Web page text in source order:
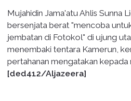
Mujahidin Jama'atu Ahlis Sunna
bersenjata berat "mencoba
jembatan di Fotokol" di ujung
menembaki tentara Kamerun,
pertahanan mengatakan kepada
[ded412/Aljazeera]